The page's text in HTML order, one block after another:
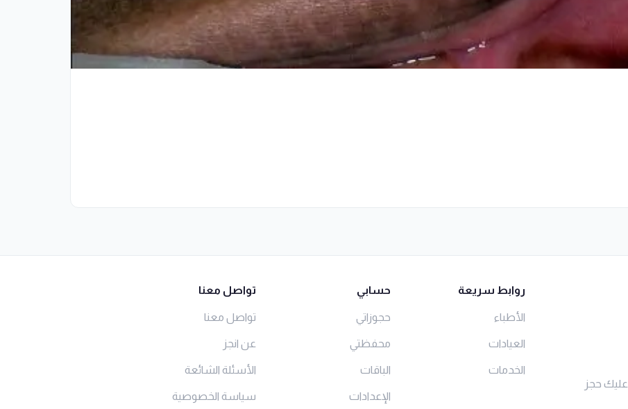
حجز
روابط سريعة
الأطباء
العيادات
الخدمات
حسابي
حجوزاتي
محفظتي
الباقات
الإعدادات
تواصل معنا
تواصل معنا
عن انجز
الأسئلة الشائعة
سياسة الخصوصية